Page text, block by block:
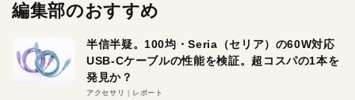
編集部のおすすめ
半信半疑。100均・Seria（セリア）の60W対応
USB-Cケーブルの性能を検証。超コスパの1本を
発見か？
アクセサリ レポート